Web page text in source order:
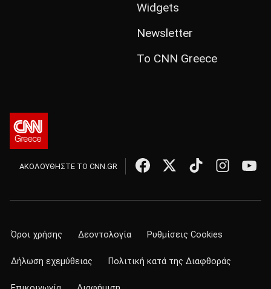
Widgets
Newsletter
Το CNN Greece
ΑΚΟΛΟΥΘΗΣΤΕ ΤΟ CNN.GR
Όροι χρήσης Δεοντολογία Ρυθμίσεις Cookies
Δήλωση εχεμύθειας Πολιτική κατά της Διαφθοράς